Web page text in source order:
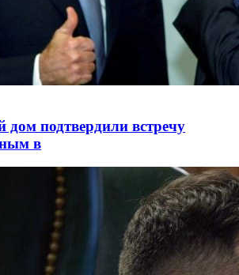
подтвердили встречу
в